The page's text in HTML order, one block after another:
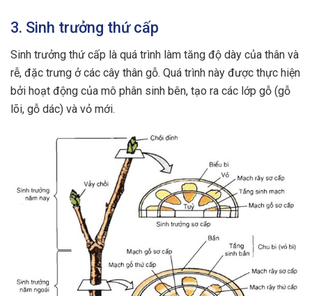
3. Sinh trưởng thứ cấp
Sinh trưởng thứ cấp là quá trình làm tăng độ dày của thân và
rễ, đặc trưng ở các cây thân gỗ. Quá trình này được thực hiện
bởi hoạt động của mô phân sinh bên, tạo ra các lớp gỗ (gỗ
lõi, gỗ dác) và vỏ mới.